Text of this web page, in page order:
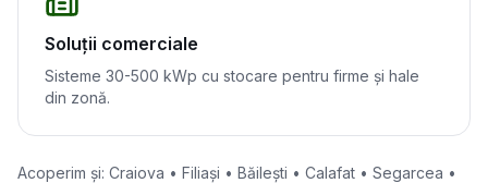
Soluții comerciale
Sisteme 30-500 kWp cu stocare pentru firme și hale
din zonă.
Acoperim și: Craiova • Filiași • Băilești • Calafat • Segarcea •